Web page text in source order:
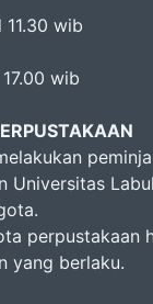
11.30 wib
wib
Universitas
perpustakaan
yang berlaku.